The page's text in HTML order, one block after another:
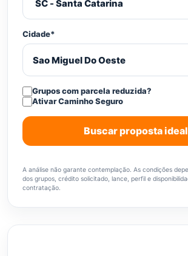
Cidade*
Grupos com parcela reduzida?
Ativar Caminho Seguro
Buscar proposta ideal
A análise não garante contemplação. As condições
dos grupos, crédito solicitado, lance, perfil e
contratação.